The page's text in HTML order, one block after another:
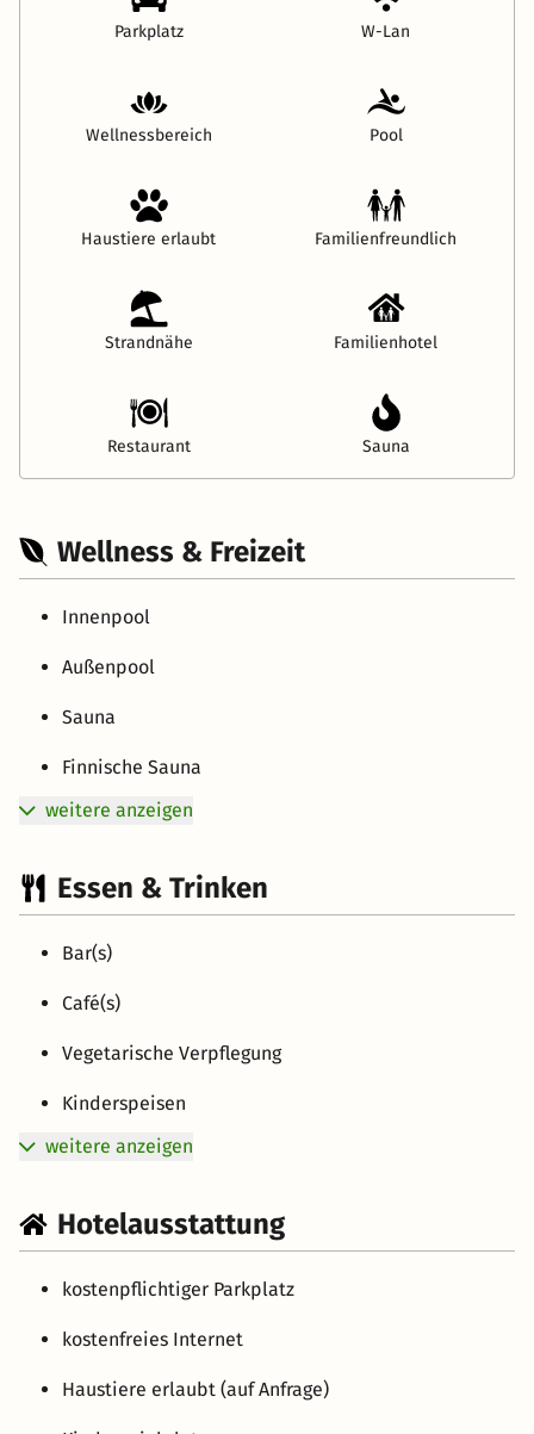
Parkplatz W-Lan
Wellnessbereich Pool
Haustiere erlaubt Familienfreundlich
Strandnähe Familienhotel
Restaurant Sauna
Wellness & Freizeit
Innenpool
Außenpool
Sauna
Finnische Sauna
weitere anzeigen
Essen & Trinken
Bar(s)
Café(s)
Vegetarische Verpflegung
Kinderspeisen
weitere anzeigen
Hotelausstattung
kostenpflichtiger Parkplatz
kostenfreies Internet
Haustiere erlaubt (auf Anfrage)